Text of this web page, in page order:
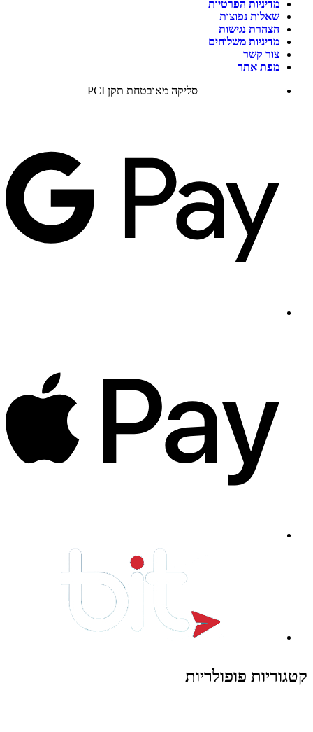
מדיניות הפרטיות
שאלות נפוצות
הצהרת נגישות
מדיניות משלוחים
צור קשר
מפת אתר
סליקה מאובטחת תקן PCI
קטגוריות פופולריות